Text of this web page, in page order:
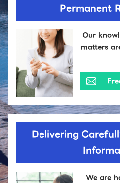
Permanent
Our
matters
Delivering
We are